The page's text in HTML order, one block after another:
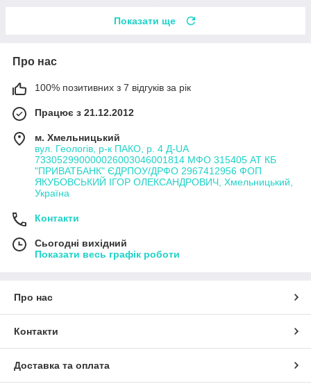
Показати ще
Про нас
100% позитивних з 7 відгуків за рік
Працює з 21.12.2012
м. Хмельницький
вул. Геологів, р-к ПАКО, р. 4 Д-UA
733052990000026003046001814 МФО 315405 АТ КБ
"ПРИВАТБАНК" ЄДРПОУ/ДРФО 2967412956 ФОП
ЯКУБОВСЬКИЙ ІГОР ОЛЕКСАНДРОВИЧ, Хмельницький,
Україна
Контакти
Сьогодні вихідний
Показати весь графік роботи
Про нас
Контакти
Доставка та оплата